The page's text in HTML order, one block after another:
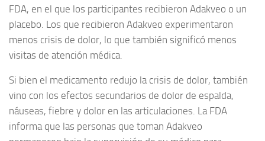
FDA, en el que los participantes recibieron Adakveo o un
placebo. Los que recibieron Adakveo experimentaron
menos crisis de dolor, lo que también significó menos
visitas de atención médica.
Si bien el medicamento redujo la crisis de dolor, también
vino con los efectos secundarios de dolor de espalda,
náuseas, fiebre y dolor en las articulaciones. La FDA
informa que las personas que toman Adakveo